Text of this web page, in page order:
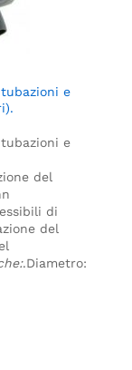
e
e
del
di
del
.Diametro: